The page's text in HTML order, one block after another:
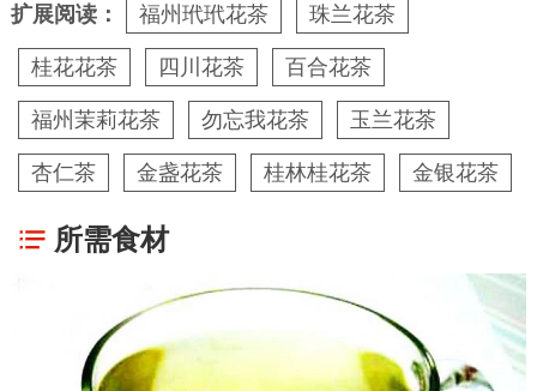
扩展阅读： 福州玳玳花茶 珠兰花茶
桂花花茶 四川花茶 百合花茶
福州茉莉花茶 勿忘我花茶 玉兰花茶
杏仁茶 金盏花茶 桂林桂花茶 金银花茶
所需食材